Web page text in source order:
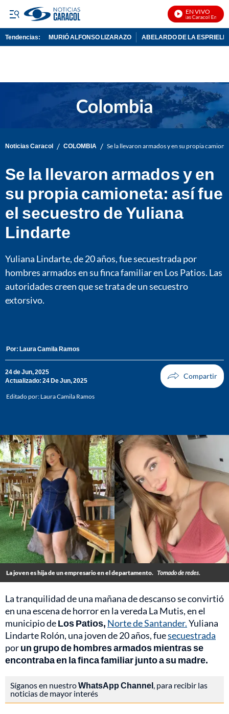
EN VIVO
Noticias Caracol En Vivo
Tendencias: MURIÓ ALFONSO LIZARAZO ABELARDO DE LA
Noticias Caracol / COLOMBIA / Se la llevaron armados y en su propia
Se la llevaron armados y en
su propia camioneta: así fue
el secuestro de Yuliana
Lindarte
Yuliana Lindarte, de 20 años, fue secuestrada por
hombres armados en su finca familiar en Los Patios. Las
autoridades creen que se trata de un secuestro
extorsivo.
Por: Laura Camila Ramos
24 de Jun, 2025
Actualizado: 24 De Jun, 2025
Editado por: Laura Camila Ramos
La joven es hija de un empresario en el departamento. Tomado de redes.
La tranquilidad de una mañana de descanso se convirtió
en una escena de horror en la vereda La Mutis, en el
municipio deLos Patios, Norte de Santander.Yuliana
Lindarte Rolón, una joven de 20 años, fuesecuestrada
porun grupo de hombres armados mientras se
encontraba en la finca familiar junto a su madre.
Síganos en nuestroWhatsApp Channel, para recibir las
noticias de mayor interés